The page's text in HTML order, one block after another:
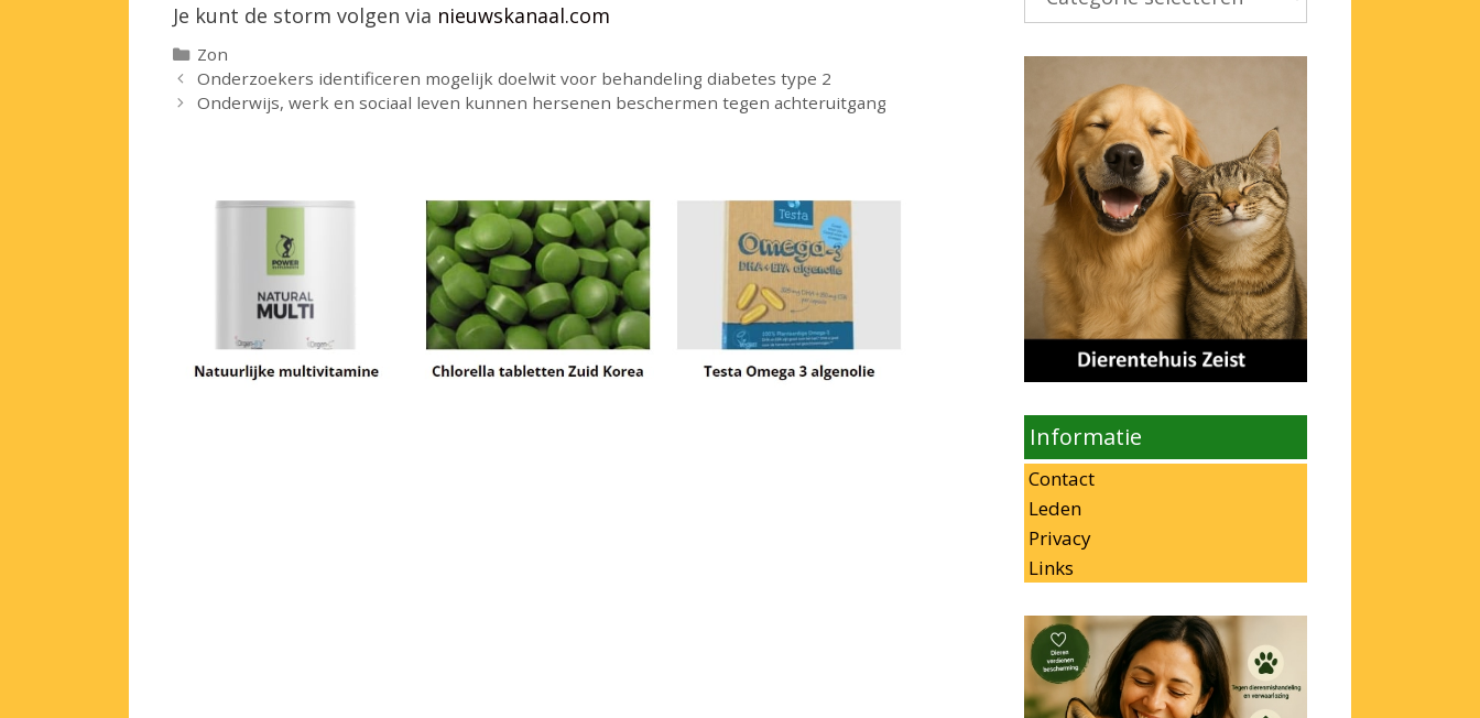
Je kunt de storm volgen via nieuwskanaal.com
Categorieën
Zon
Onderzoekers identificeren mogelijk doelwit voor behandeling diabetes type 2
Onderwijs, werk en sociaal leven kunnen hersenen beschermen tegen achteruitgang
onderwerp
Informatie
Contact
Leden
Privacy
Links